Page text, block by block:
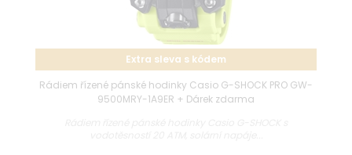
Extra sleva s kódem
Rádiem řízené pánské hodinky Casio G-SHOCK PRO GW-
9500MRY-1A9ER + Dárek zdarma